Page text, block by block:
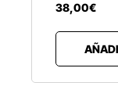
38,00€